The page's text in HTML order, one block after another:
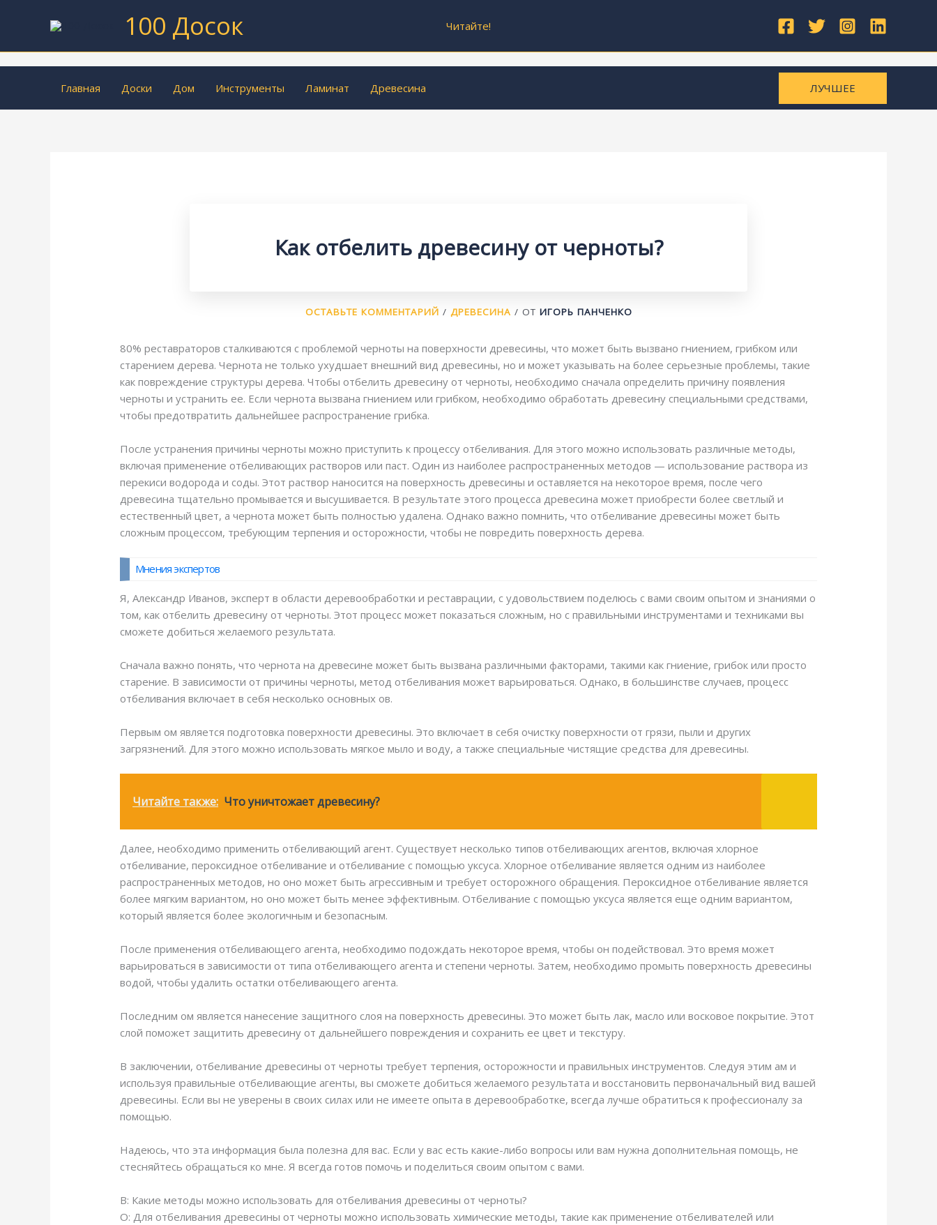
100 Досок Читайте!
Главная Доски Дом Инструменты Ламинат Древесина ЛУЧШЕЕ
Как отбелить древесину от черноты?
ОСТАВЬТЕ КОММЕНТАРИЙ / ДРЕВЕСИНА / ОТ ИГОРЬ ПАНЧЕНКО
80% реставраторов сталкиваются с проблемой черноты на поверхности древесины, что может быть вызвано гниением, грибком или
старением дерева. Чернота не только ухудшает внешний вид древесины, но и может указывать на более серьезные проблемы, такие
как повреждение структуры дерева. Чтобы отбелить древесину от черноты, необходимо сначала определить причину появления
черноты и устранить ее. Если чернота вызвана гниением или грибком, необходимо обработать древесину специальными средствами,
чтобы предотвратить дальнейшее распространение грибка.
После устранения причины черноты можно приступить к процессу отбеливания. Для этого можно использовать различные методы,
включая применение отбеливающих растворов или паст. Один из наиболее распространенных методов — использование раствора из
перекиси водорода и соды. Этот раствор наносится на поверхность древесины и оставляется на некоторое время, после чего
древесина тщательно промывается и высушивается. В результате этого процесса древесина может приобрести более светлый и
естественный цвет, а чернота может быть полностью удалена. Однако важно помнить, что отбеливание древесины может быть
сложным процессом, требующим терпения и осторожности, чтобы не повредить поверхность дерева.
Мнения экспертов
Я, Александр Иванов, эксперт в области деревообработки и реставрации, с удовольствием поделюсь с вами своим опытом и знаниями о
том, как отбелить древесину от черноты. Этот процесс может показаться сложным, но с правильными инструментами и техниками вы
сможете добиться желаемого результата.
Сначала важно понять, что чернота на древесине может быть вызвана различными факторами, такими как гниение, грибок или просто
старение. В зависимости от причины черноты, метод отбеливания может варьироваться. Однако, в большинстве случаев, процесс
отбеливания включает в себя несколько основных ов.
Первым ом является подготовка поверхности древесины. Это включает в себя очистку поверхности от грязи, пыли и других
загрязнений. Для этого можно использовать мягкое мыло и воду, а также специальные чистящие средства для древесины.
Читайте также: Что уничтожает древесину?
Далее, необходимо применить отбеливающий агент. Существует несколько типов отбеливающих агентов, включая хлорное
отбеливание, пероксидное отбеливание и отбеливание с помощью уксуса. Хлорное отбеливание является одним из наиболее
распространенных методов, но оно может быть агрессивным и требует осторожного обращения. Пероксидное отбеливание является
более мягким вариантом, но оно может быть менее эффективным. Отбеливание с помощью уксуса является еще одним вариантом,
который является более экологичным и безопасным.
После применения отбеливающего агента, необходимо подождать некоторое время, чтобы он подействовал. Это время может
варьироваться в зависимости от типа отбеливающего агента и степени черноты. Затем, необходимо промыть поверхность древесины
водой, чтобы удалить остатки отбеливающего агента.
Последним ом является нанесение защитного слоя на поверхность древесины. Это может быть лак, масло или восковое покрытие. Этот
слой поможет защитить древесину от дальнейшего повреждения и сохранить ее цвет и текстуру.
В заключении, отбеливание древесины от черноты требует терпения, осторожности и правильных инструментов. Следуя этим ам и
используя правильные отбеливающие агенты, вы сможете добиться желаемого результата и восстановить первоначальный вид вашей
древесины. Если вы не уверены в своих силах или не имеете опыта в деревообработке, всегда лучше обратиться к профессионалу за
помощью.
Надеюсь, что эта информация была полезна для вас. Если у вас есть какие-либо вопросы или вам нужна дополнительная помощь, не
стесняйтесь обращаться ко мне. Я всегда готов помочь и поделиться своим опытом с вами.
В: Какие методы можно использовать для отбеливания древесины от черноты?
О: Для отбеливания древесины от черноты можно использовать химические методы, такие как применение отбеливателей или